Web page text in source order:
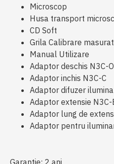
Microscop
Husa transport
CD Soft
Grila Calibrare
Manual Utilizare
Adaptor deschis N3C-O
Adaptor inchis N3C-C
Adaptor difuzer
Adaptor extensie N3C-
Adaptor lung de
Adaptor pentru
Garantie: 2 ani